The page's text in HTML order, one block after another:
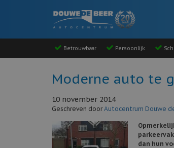
Betrouwbaar Persoonlijk
Moderne auto te
10 november 2014
Geschreven doorAutocentrum Douwe
dan hun